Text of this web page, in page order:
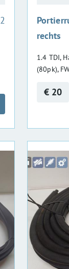
rechts
1.4 TDI,
(80pk),
€ 20